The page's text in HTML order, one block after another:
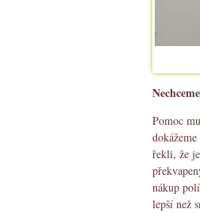
Pomoc
řekli, že
nákup
lepší než